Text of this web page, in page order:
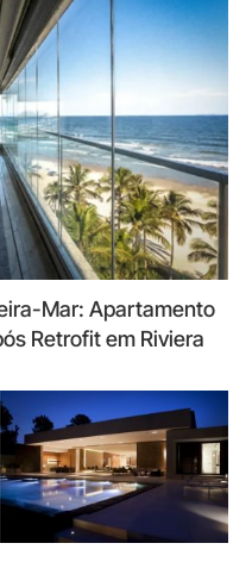
Mar: Apartamento
Retrofit em Riviera